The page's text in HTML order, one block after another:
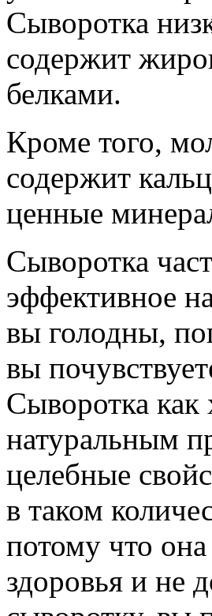
Сыворотка
содержит
белками.
Кроме того,
содержит
ценные
Сыворотка
эффективное
вы голодны,
вы
Сыворотка как
натуральным
целебные
в таком
потому что
здоровья и не